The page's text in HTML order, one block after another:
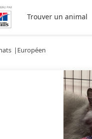
Trouver un animal
Européen